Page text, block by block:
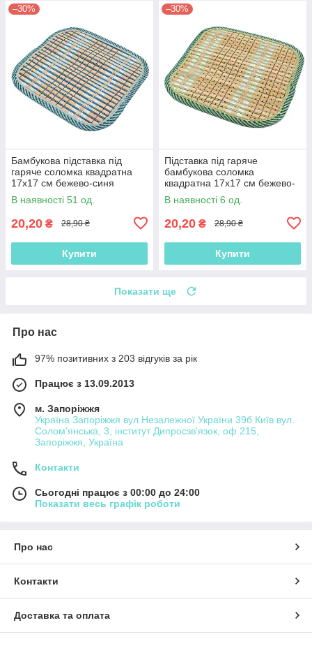
–30%
Бамбукова підставка під
гаряче соломка квадратна
17х17 см бежево-синя
(42802.005)
В наявності 51 од.
20,20 ₴ 28,90 ₴
Купити
–30%
Підставка під гаряче
бамбукова соломка
квадратна 17х17 см бежево-
салатова (42802.006)
В наявності 6 од.
20,20 ₴ 28,90 ₴
Купити
Показати ще
Про нас
97% позитивних з 203 відгуків за рік
Працює з 13.09.2013
м. Запоріжжя
Україна Запоріжжя вул.Незалежної України 39б Київ вул.
Солом'янська, 3, інститут Дипросзв'язок, оф 215,
Запоріжжя, Україна
Контакти
Сьогодні працює з 00:00 до 24:00
Показати весь графік роботи
Про нас
Контакти
Доставка та оплата